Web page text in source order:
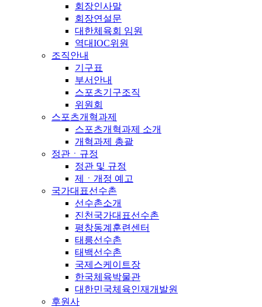
회장인사말
회장연설문
대한체육회 임원
역대IOC위원
조직안내
기구표
부서안내
스포츠기구조직
위원회
스포츠개혁과제
스포츠개혁과제 소개
개혁과제 총괄
정관ㆍ규정
정관 및 규정
제ㆍ개정 예고
국가대표선수촌
선수촌소개
진천국가대표선수촌
평창동계훈련센터
태릉선수촌
태백선수촌
국제스케이트장
한국체육박물관
대한민국체육인재개발원
후원사